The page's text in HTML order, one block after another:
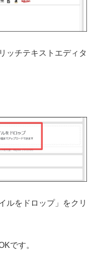
ッチテキストエディタ
ルをドロップ」をクリ
です。